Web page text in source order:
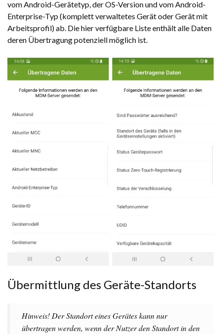
vom Android-Gerätetyp, der OS-Version und vom Android-
Enterprise-Typ (komplett verwaltetes Gerät oder Gerät mit
Arbeitsprofil) ab. Die hier verfügbare Liste enthält alle Daten
deren Übertragung potenziell möglich ist.
Übermittlung des Geräte-Standorts
Hinweis! Der Standort eines Gerätes kann nur
übertragen werden, wenn der Nutzer den Standort in den